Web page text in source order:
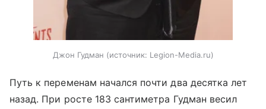
Джон Гудман источник: Legion-Media.ru
Путь к переменам начался почти два десятка лет
назад. При росте 183 сантиметра Гудман весил